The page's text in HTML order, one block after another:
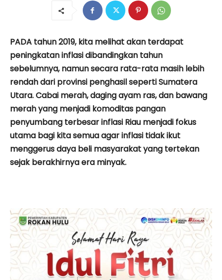
PADA tahun 2019, kita melihat akan terdapat
peningkatan inflasi dibandingkan tahun
sebelumnya, namun secara rata-rata masih lebih
rendah dari provinsi penghasil seperti Sumatera
Utara. Cabai merah, daging ayam ras, dan bawang
merah yang menjadi komoditas pangan
penyumbang terbesar inflasi Riau menjadi fokus
utama bagi kita semua agar inflasi tidak ikut
menggerus daya beli masyarakat yang tertekan
sejak berakhirnya era minyak.